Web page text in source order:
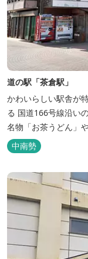
道の駅「茶倉駅」
かわいらしい駅舎が
る 国道166号線沿いの休憩所です。 特産
名物「お茶うどん」
吊り橋をわたれば宿泊
チオシ名物】 ・味噌
中南勢